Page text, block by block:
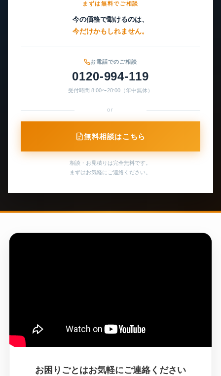
まずは無料でご相談
今の価格で動けるのは、
今だけかもしれません。
お電話でのご相談
0120-994-119
受付時間 8:00〜20:00（年中無休）
or
無料相談はこちら
相談・お見積りは完全無料です。
まずはお気軽にご連絡ください。
お困りごとはお気軽にご連絡ください